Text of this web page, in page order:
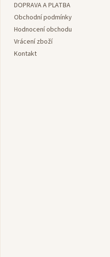
DOPRAVA A PLATBA
Obchodní podmínky
Hodnocení obchodu
Vrácení zboží
Kontakt